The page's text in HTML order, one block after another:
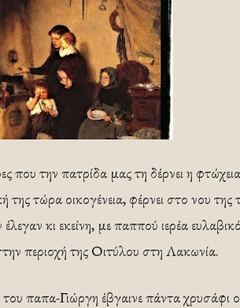
που την πατρίδα μας τη δέρνει η
της τώρα οικογένεια, φέρνει στο νου
κι εκείνη, με παππού ιερέα
περιοχή της Οιτύλου στη Λακωνία.
παπα-Γιώργη έβγαινε πάντα χρυσάφι